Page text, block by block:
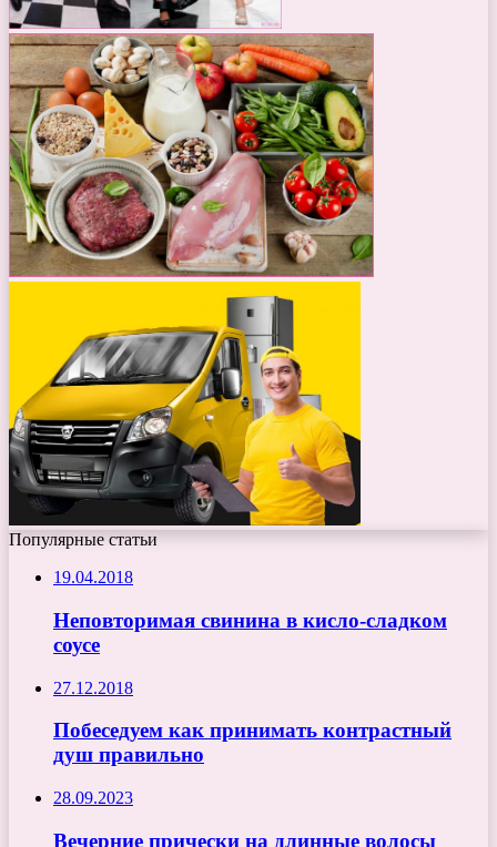
Популярные статьи
19.04.2018
Неповторимая свинина в кисло-сладком
соусе
27.12.2018
Побеседуем как принимать контрастный
душ правильно
28.09.2023
Вечерние прически на длинные волосы